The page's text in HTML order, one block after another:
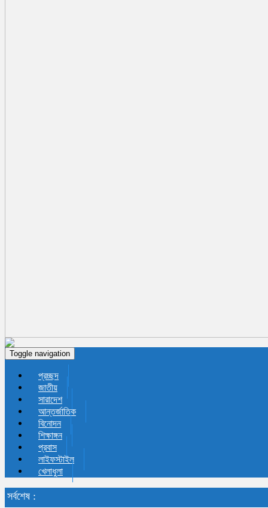
Toggle navigation
প্রচ্ছদ
জাতীয়
সারাদেশ
আন্তর্জাতিক
বিনোদন
শিক্ষাঙ্গন
প্রবাস
লাইফস্টাইল
খেলাধুলা
সর্বশেষ :